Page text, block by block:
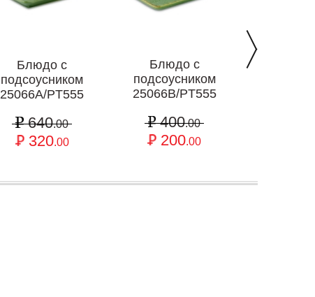
Блюдо с
подсоусником
25066A/PT555
640.00
320.00
Блюдо с
подсоусником
25066B/PT555
400.00
200.00
Блюдо